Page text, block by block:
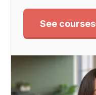
See courses